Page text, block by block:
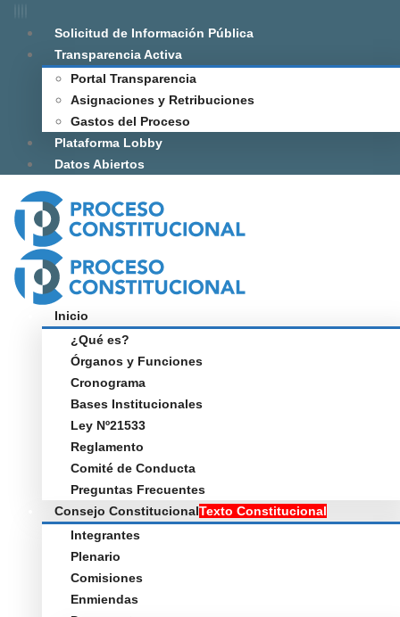
Solicitud de Información Pública
Transparencia Activa
Portal Transparencia
Asignaciones y Retribuciones
Gastos del Proceso
Plataforma Lobby
Datos Abiertos
Inicio
¿Qué es?
Órganos y Funciones
Cronograma
Bases Institucionales
Ley Nº21533
Reglamento
Comité de Conducta
Preguntas Frecuentes
Consejo ConstitucionalTexto Constitucional
Integrantes
Plenario
Comisiones
Enmiendas